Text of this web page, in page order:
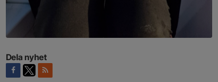
Dela nyhet